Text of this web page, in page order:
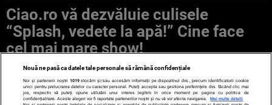
Ciao.ro vă dezvăluie culisele
“Splash, vedete la apă!” Cine face
cel mai mare show!
Nouă ne pasă ca datele tale personale să rămână confidențiale
Noi și partenerii noștri 1019stocăm și/sau accesăm informații pe dispozitivul dvs., precum identificatorii cookie
unici pentru prelucrarea datelor cu caracter personal. Puteți accepta sau gestiona preferințele dvs. făcând clic mai
jos, respectiv vă puteți opune utilizării unui interes legitim în orice moment pe pagina cu politica de
confidențialitate. Aceste alegeri vor fi raportate partenerilor noștri și nu vă vor afecta navigarea.
Mai multe detalii